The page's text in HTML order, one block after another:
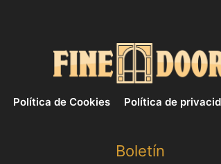
Política de Cookies Política de
Boletín